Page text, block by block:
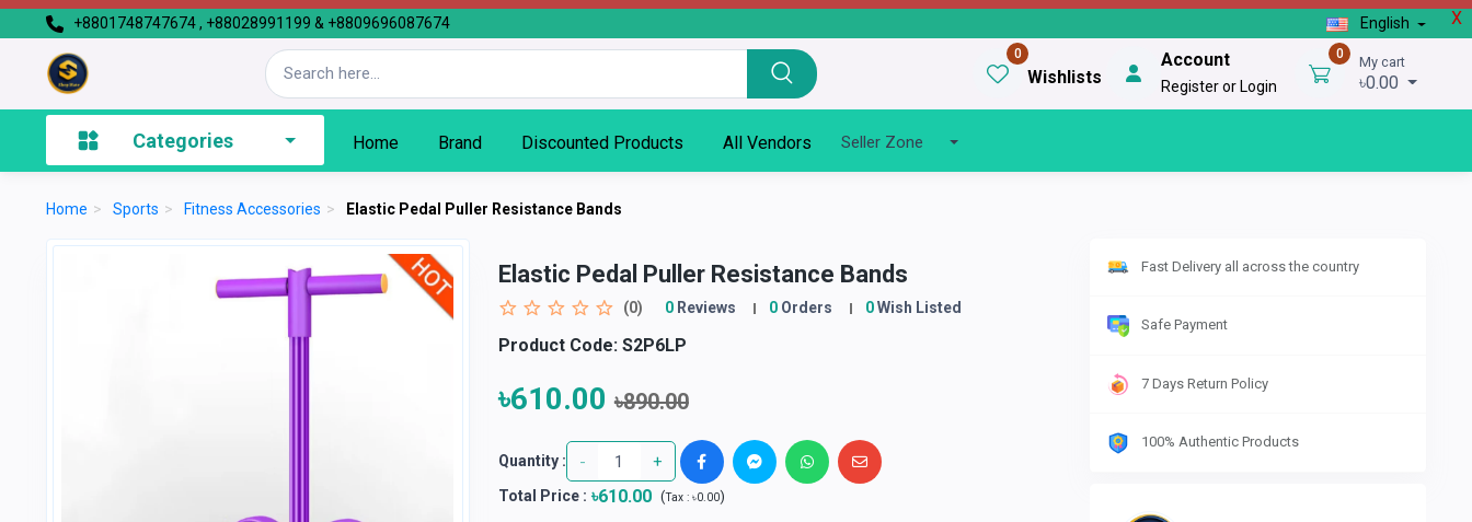
X
+8801748747674 , +88028991199 & +8809696087674 English
0
Wishlists
Account
Register or Login
0 My cart
৳0.00
Categories Home Brand Discounted Products All Vendors Seller Zone
Home > Sports > Fitness Accessories > Elastic Pedal Puller Resistance Bands
Elastic Pedal Puller Resistance Bands
(0) 0Reviews 0Orders 0Wish Listed
Product Code:S2P6LP
৳610.00৳890.00
Quantity : - +
Total Price: ৳610.00 (Tax : ৳0.00)
Fast Delivery all across the country
Safe Payment
7 Days Return Policy
100% Authentic Products